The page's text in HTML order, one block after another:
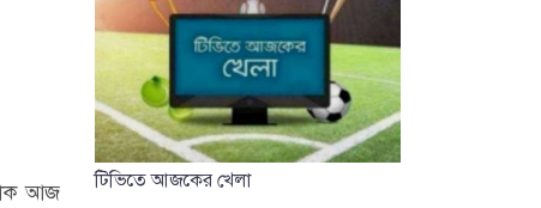
আজ
টিভিতে আজকের খেলা